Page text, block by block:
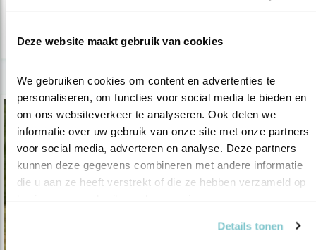
Deze website maakt gebruik van cookies
We gebruiken cookies om content en advertenties te
personaliseren, om functies voor social media te bieden en
om ons websiteverkeer te analyseren. Ook delen we
informatie over uw gebruik van onze site met onze partners
voor social media, adverteren en analyse. Deze partners
kunnen deze gegevens combineren met andere informatie
die u aan ze heeft verstrekt of die ze hebben verzameld op
Details tonen
lees meer